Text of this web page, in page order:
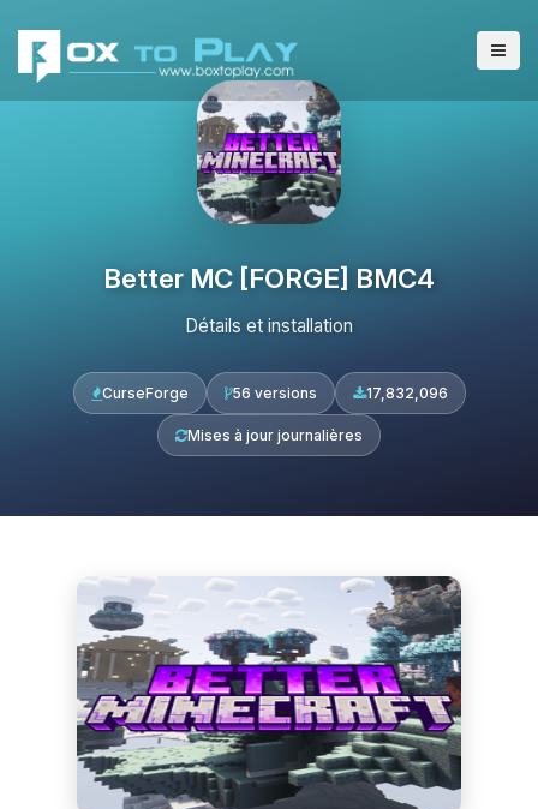
Better MC [FORGE] BMC4
Détails et installation
CurseForge 56 versions 17,832,096
Mises à jour journalières